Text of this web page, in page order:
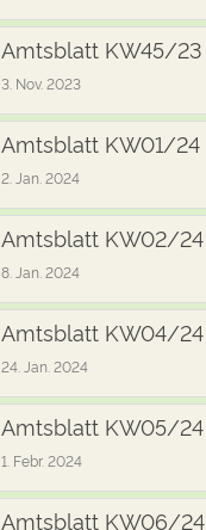
Amtsblatt KW45/23
3. Nov. 2023
Amtsblatt KW01/24
2. Jan. 2024
Amtsblatt KW02/24
8. Jan. 2024
Amtsblatt KW04/24
24. Jan. 2024
Amtsblatt KW05/24
1. Febr. 2024
Amtsblatt KW06/24